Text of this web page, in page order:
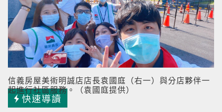
信義房屋美術明誠店店長袁國庭（右一）與分店夥伴一
起進行社區服務。（袁國庭提供）
快速導讀